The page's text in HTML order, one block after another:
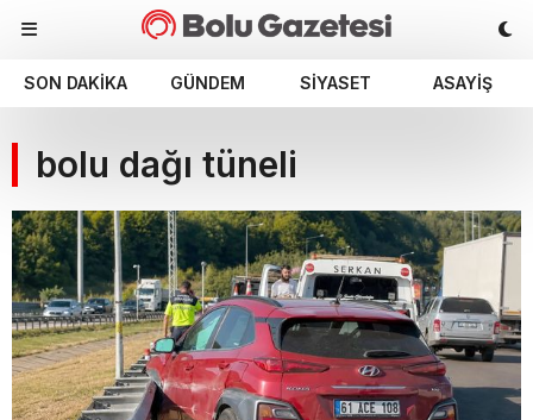
SON DAKIKA GÜNDEM SIYASET ASAYIŞ
bolu dağı tüneli